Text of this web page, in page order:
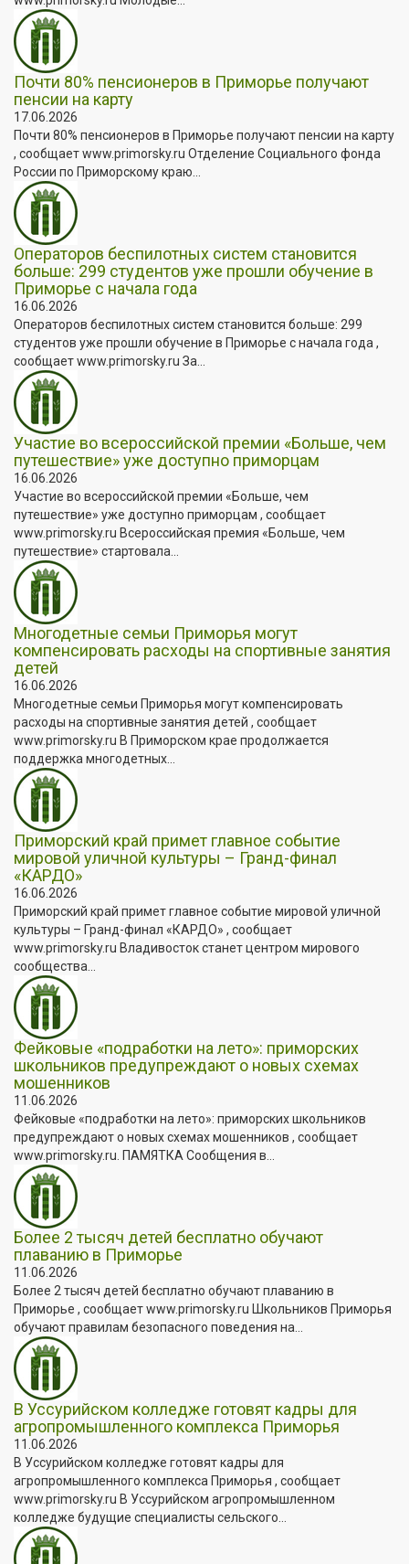
Почти 80% пенсионеров в Приморье получают
пенсии на карту
17.06.2026
Почти 80% пенсионеров в Приморье получают пенсии на карту
, сообщает www.primorsky.ru Отделение Социального фонда
России по Приморскому краю...
Операторов беспилотных систем становится
больше: 299 студентов уже прошли обучение в
Приморье с начала года
16.06.2026
Операторов беспилотных систем становится больше: 299
студентов уже прошли обучение в Приморье с начала года ,
сообщает www.primorsky.ru За...
Участие во всероссийской премии «Больше, чем
путешествие» уже доступно приморцам
16.06.2026
Участие во всероссийской премии «Больше, чем
путешествие» уже доступно приморцам , сообщает
www.primorsky.ru Всероссийская премия «Больше, чем
путешествие» стартовала...
Многодетные семьи Приморья могут
компенсировать расходы на спортивные занятия
детей
16.06.2026
Многодетные семьи Приморья могут компенсировать
расходы на спортивные занятия детей , сообщает
www.primorsky.ru В Приморском крае продолжается
поддержка многодетных...
Приморский край примет главное событие
мировой уличной культуры – Гранд-финал
«КАРДО»
16.06.2026
Приморский край примет главное событие мировой уличной
культуры – Гранд-финал «КАРДО» , сообщает
www.primorsky.ru Владивосток станет центром мирового
сообщества...
Фейковые «подработки на лето»: приморских
школьников предупреждают о новых схемах
мошенников
11.06.2026
Фейковые «подработки на лето»: приморских школьников
предупреждают о новых схемах мошенников , сообщает
www.primorsky.ru. ПАМЯТКА Сообщения в...
Более 2 тысяч детей бесплатно обучают
плаванию в Приморье
11.06.2026
Более 2 тысяч детей бесплатно обучают плаванию в
Приморье , сообщает www.primorsky.ru Школьников Приморья
обучают правилам безопасного поведения на...
В Уссурийском колледже готовят кадры для
агропромышленного комплекса Приморья
11.06.2026
В Уссурийском колледже готовят кадры для
агропромышленного комплекса Приморья , сообщает
www.primorsky.ru В Уссурийском агропромышленном
колледже будущие специалисты сельского...